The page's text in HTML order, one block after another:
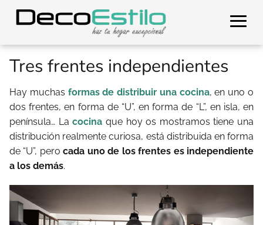
Tres frentes independientes
Hay muchas formas de distribuir una cocina, en uno o
dos frentes, en forma de “U”, en forma de “L”, en isla, en
península… Lacocina que hoy os mostramos tiene una
distribución realmente curiosa, está distribuida en forma
de “U”, perocada uno de los frentes es independiente
a los demás.